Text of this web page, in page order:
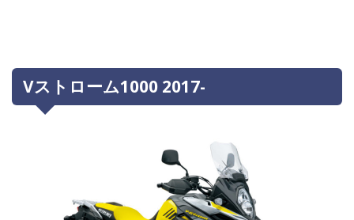
Vストローム1000 2017-